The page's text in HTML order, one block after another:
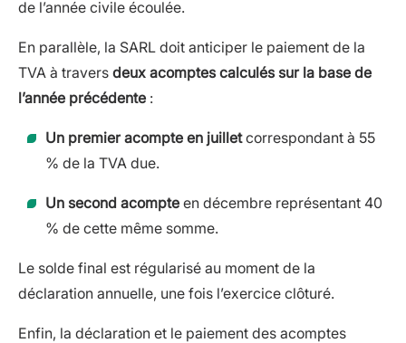
de l’année civile écoulée.
En parallèle, la SARL doit anticiper le paiement de la
TVA à travers deux acomptes calculés sur la base de
l’année précédente :
Un premier acompte en juilletcorrespondant à 55
% de la TVA due.
Un second acompte en décembre représentant 40
% de cette même somme.
Le solde final est régularisé au moment de la
déclaration annuelle, une fois l’exercice clôturé.
Enfin, la déclaration et le paiement des acomptes